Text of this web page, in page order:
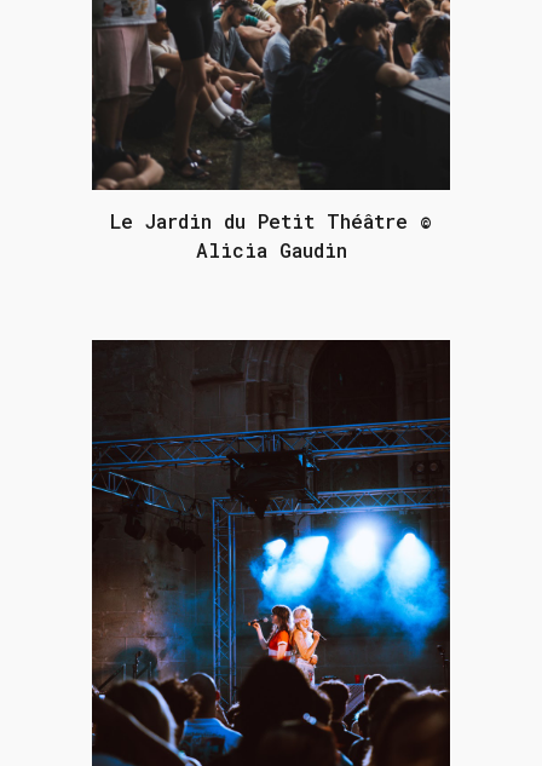
Le Jardin du Petit Théâtre ©
Alicia Gaudin